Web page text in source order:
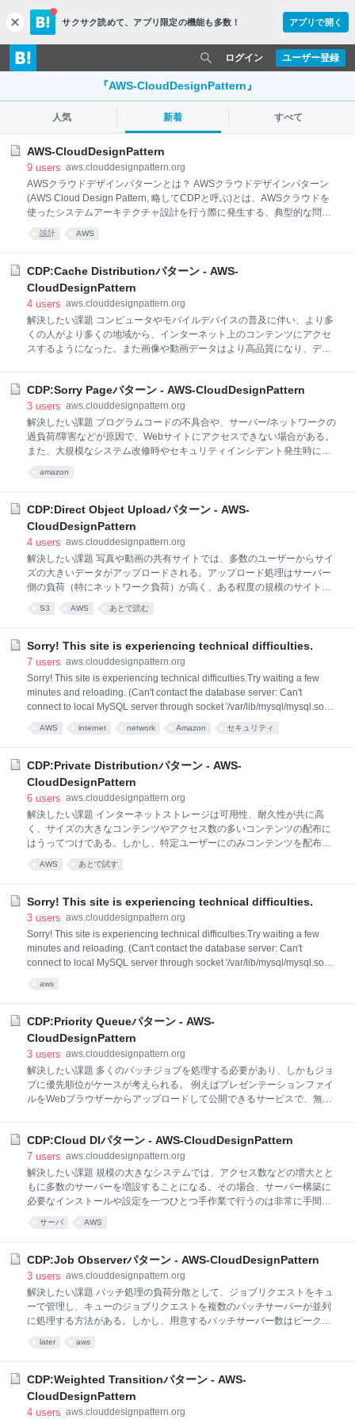
c
l
o
s
サクサク読めて、 アプリ限定の機能も多数！ アプリで開く
ユーザー登録
ログイン
『AWS-CloudDesignPattern』
人気 新着 すべて
AWS-CloudDesignPattern
9 users aws.clouddesignpattern.org
AWSクラウドデザインパターンとは？ AWSクラウドデザインパターン
(AWS Cloud Design Pattern, 略してCDPと呼ぶ)とは、AWSクラウドを
使ったシステムアーキテクチャ設計を行う際に発生する、典型的な問題
とそれに対する解決策・設計方法を、分かりやすく分類して、ノウハウ
として利用できるように整理したものである。 これまで多くのクラウド
ウハウのうち、クラウド上で利用が可能なものをクラウドデザインのパ
ターンという形式で一覧化し、暗黙知から形式知に変換したものである
といえる。 パターンの中には、クラウドでなくても実現できるもの、今
通りのアーキテクチャが実現でき、かつクラウドを利用する事で、より
安価にそしてより容易に実現できるものは、CDPとして収
設計 AWS
CDP:Cache Distributionパターン - AWS-
CloudDesignPattern
4 users aws.clouddesignpattern.org
解決したい課題 コンピュータやモバイルデバイスの普及に伴い、より多
くの人がより多くの地域から、インターネット上のコンテンツにアクセ
スするようになった。また画像や動画データはより高品質になり、デー
在の技術では、例えば日本から米国東海岸のサーバーにアクセスすると
最低でも200ミリ秒程度の通信遅延が発生する。こうした理由から、コ
ンテンツの配信元が1カ所しかない場合、ユーザーエクスペリエンスは
悪くなる。 クラウドでの解決/パターンの説明 世界各地に配置されたロ
ケーションに、コンテンツ配信元（オリジン）から配布されるコンテン
者に近いロケーションからコンテンツを配信することになり、地理的/物
CDP:Sorry Pageパターン - AWS-CloudDesignPattern
3 users aws.clouddesignpattern.org
解決したい課題 プログラムコードの不具合や、サーバー/ネットワークの
過負荷/障害などが原因で、Webサイトにアクセスできない場合がある。
また、大規模なシステム改修時やセキュリティインシデント発生時に、
ターンの説明 クラウドでは、低コストで信頼性の高いインターネットス
トレージを用いて静的サイトをホストできるので、Sorry Pageや静的ペ
ージだけで構成されたバックアップサイトのホスティングには最適であ
ック機能（指定URLへのアクセス可否の検知機能）を用いると、メイン
サイトにアクセスできなくなった際に、自動的にバックアップサイ
amazon
CDP:Direct Object Uploadパターン - AWS-
CloudDesignPattern
4 users aws.clouddesignpattern.org
解決したい課題 写真や動画の共有サイトでは、多数のユーザーからサイ
ズの大きいデータがアップロードされる。アップロード処理はサーバー
側の負荷（特にネットワーク負荷）が高く、ある程度の規模のサイトで
も、アップロード専用の仮想サーバーが必要になるケースがある。 クラ
ウドでの解決/パターンの説明 アップロード処理をインターネットストレ
となく、インターネットストレージに直接アップロードする。これによ
り、Webサーバーでアップロード処理の負荷を考えなくてもよくなる。
実装 Webサーバー（EC2）上で、S3へのアップロードを行うHTMLのフ
ォームを生成する。 アップロードフォームを使用し、ユーザー側からS3
へ直接ファイルをアップロードする。 S3にファイル転送を終了した後に
S3 AWS あとで読む
Sorry! This site is experiencing technical difficulties.
7 users aws.clouddesignpattern.org
Sorry! This site is experiencing technical difficulties.Try waiting a few
minutes and reloading. (Can't contact the database server: Can't
connect to local MySQL server through socket '/var/lib/mysql/mysql.sock'
that their indexes of our content may be out of date.
AWS internet network Amazon セキュリティ
CDP:Private Distributionパターン - AWS-
CloudDesignPattern
6 users aws.clouddesignpattern.org
解決したい課題 インターネットストレージは可用性、耐久性が共に高
く、サイズの大きなコンテンツやアクセス数の多いコンテンツの配布に
はうってつけである。しかし、特定ユーザーにのみコンテンツを配布す
る場合、作成したアプリケーションの認証の仕組みと連動する必要があ
り、インターネットストレージだけでアクセス制限を実現するのは難し
供される制限付きURL発行機能を用いると、コンテンツに対して、アク
セス元IPアドレスやアクセス可能期間を設定できる。ユーザーごとに
URLを発行し、その制限付きURLでのみコンテンツをダウンロードする
ようにすれば、期限が切れたリンクや異なるIPアドレスを持つ人がアク
セスを試みてもダウンロードできない。実質的に特定ユーザーにのみコ
AWS あとで試す
Sorry! This site is experiencing technical difficulties.
3 users aws.clouddesignpattern.org
Sorry! This site is experiencing technical difficulties.Try waiting a few
minutes and reloading. (Can't contact the database server: Can't
connect to local MySQL server through socket '/var/lib/mysql/mysql.sock'
aws
CDP:Priority Queueパターン - AWS-
CloudDesignPattern
3 users aws.clouddesignpattern.org
解決したい課題 多くのバッチジョブを処理する必要があり、しかもジョ
ブに優先順位がケースが考えられる。 例えばプレゼンテーションファイ
ルをWebブラウザーからアップロードして公開できるサービスで、無料
ァイルをアップロードすると、システム側で公開するための変換処理な
どをバッチ処理で行い、変換後のファイルを公開する。そのバッチ処理
を会員種別毎に、どのように優先順位付けするかが課題となる。 クラウ
ドでの解決/パターンの説明 バッチジョブの管理にはキューが使える。キ
ューを優先順位の数だけ用意すればよい。ジョブリクエストをキューで
ウドには信頼性の高いキューがサービスとして提供されており、それを
CDP:Cloud DIパターン - AWS-CloudDesignPattern
7 users aws.clouddesignpattern.org
解決したい課題 規模の大きなシステムでは、アクセス数などの増大とと
もに多数のサーバーを増設することになる。その場合、サーバー構築に
必要なインストールや設定を一つひとつ手作業で行うのは非常に手間と
行う方法としてシステム管理ツールを利用する方法もあるが、そこには
を起動した際、そのサーバーの目的に合わせてサーバーの内部構成を自
動的に構築したいケースがある。特にScale Outパターンや
CDP:Scheduled Scale Outパターンを使って運用を自動化したい場合に
求められる。こうしたケースではBootstrapパターンが有効だが、外出し
しておきたい情報（例えばDB接続先IPアドレス、サーバー名、認識番号
サーバ AWS
CDP:Job Observerパターン - AWS-CloudDesignPattern
3 users aws.clouddesignpattern.org
解決したい課題 バッチ処理の負荷分散として、ジョブリクエストをキュ
ーで管理し、キューのジョブリクエストを複数のバッチサーバーが並列
に処理する方法がある。しかし、用意するバッチサーバー数はピークに
う。 クラウドでの解決/パターンの説明 従来はサーバーリソースを動的
に増減することができなかったので、ピークや許容コストの範囲内でバ
ッチサーバーを用意していた。コスト効率が悪く、想定外の負荷に対応
later aws
CDP:Weighted Transitionパターン - AWS-
CloudDesignPattern
4 users aws.clouddesignpattern.org